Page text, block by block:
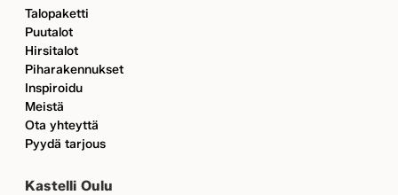
Talopaketti
Puutalot
Hirsitalot
Piharakennukset
Inspiroidu
Meistä
Ota yhteyttä
Pyydä tarjous
Kastelli Oulu